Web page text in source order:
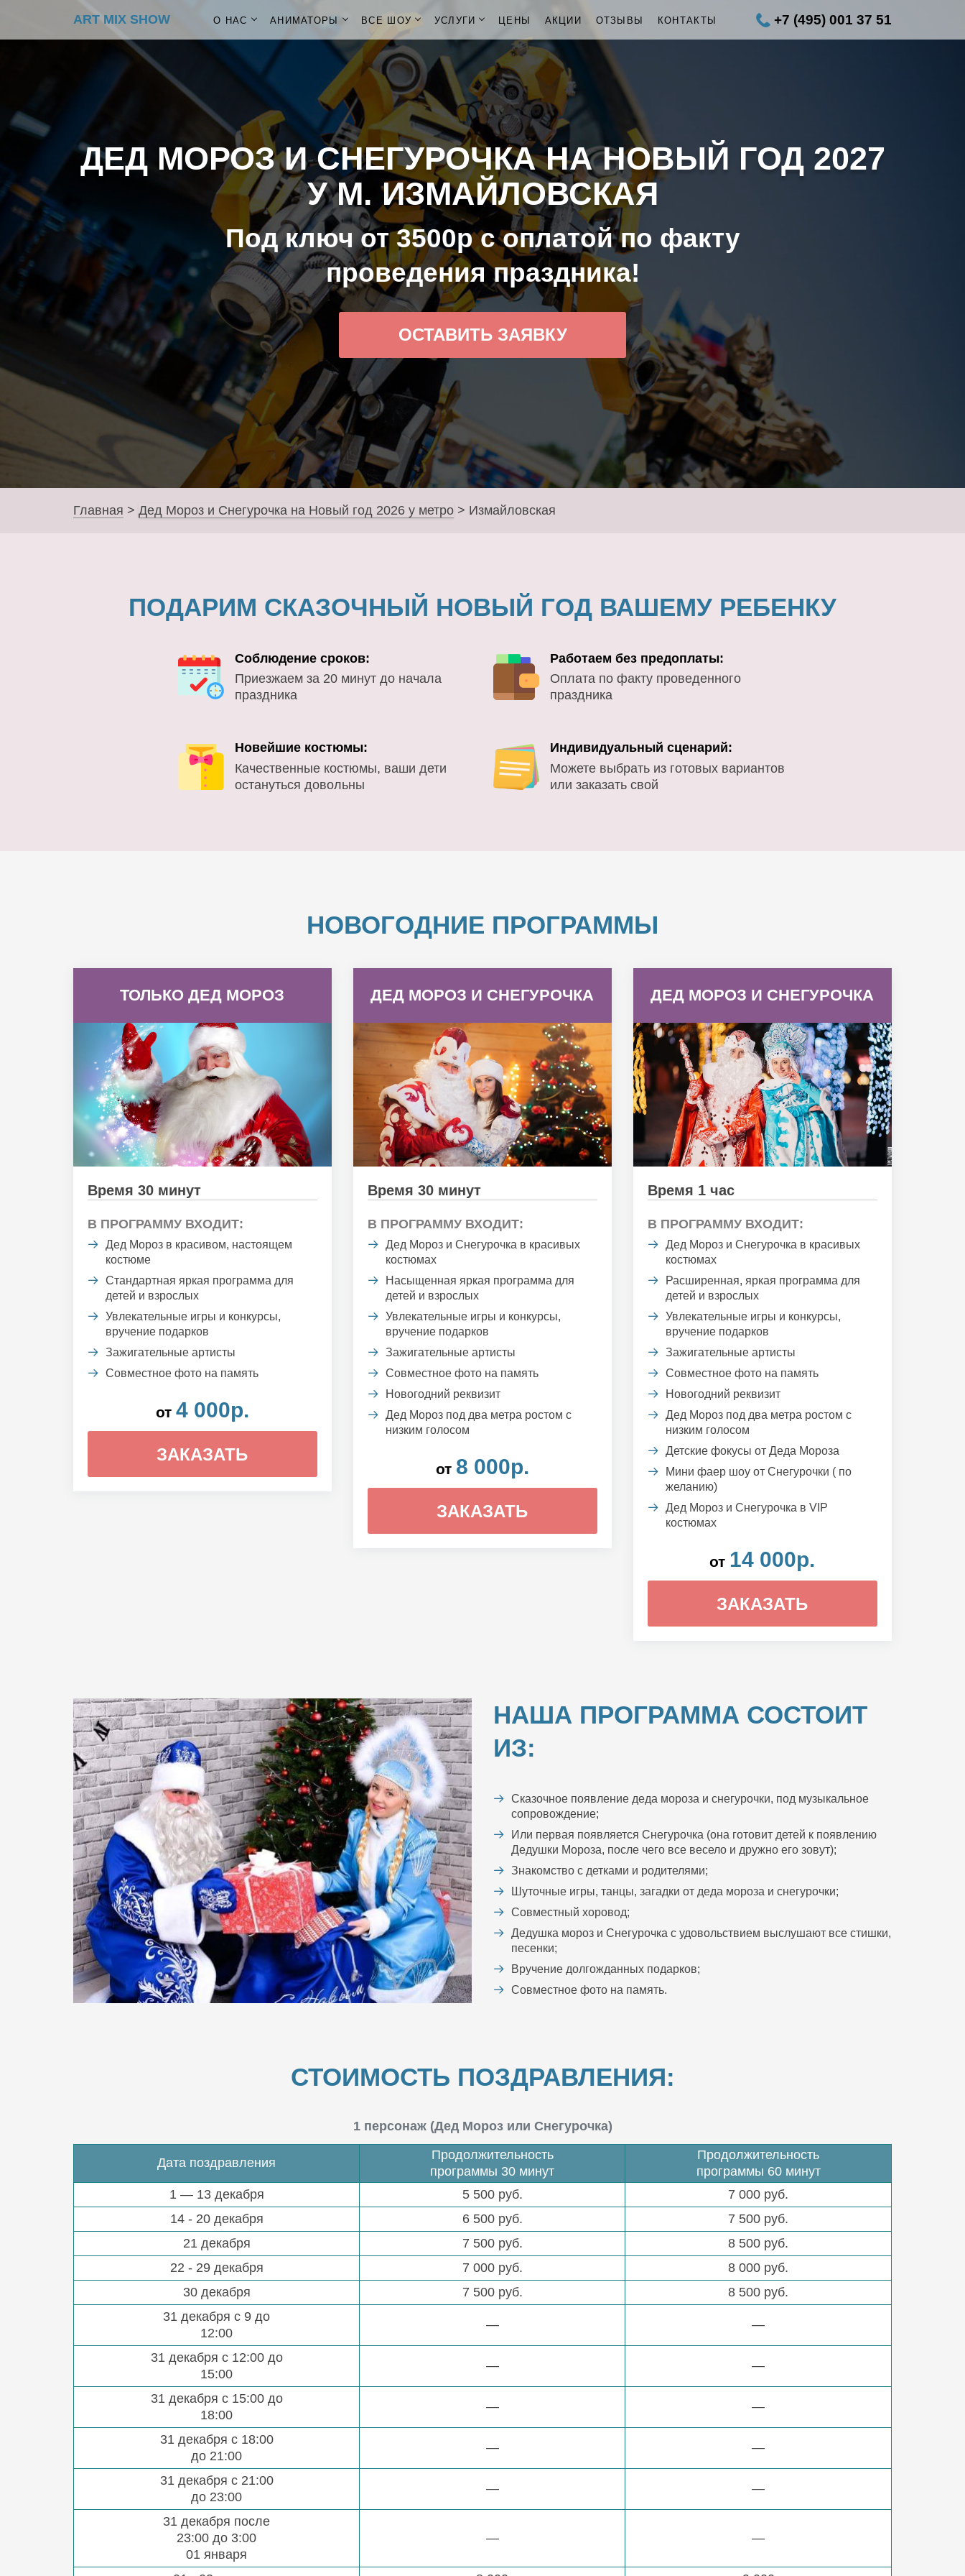
ART MIX SHOW О НАС АНИМАТОРЫ ВСЕ ШОУ УСЛУГИ ЦЕНЫ АКЦИИ ОТЗЫВЫ КОНТАКТЫ +7 (495) 001 37 51
ДЕД МОРОЗ И СНЕГУРОЧКА НА НОВЫЙ ГОД 2027
У М. ИЗМАЙЛОВСКАЯ
Под ключ от 3500р с оплатой по факту
проведения праздника!
ОСТАВИТЬ ЗАЯВКУ
Главная > Дед Мороз и Снегурочка на Новый год 2026 у метро > Измайловская
ПОДАРИМ СКАЗОЧНЫЙ НОВЫЙ ГОД ВАШЕМУ РЕБЕНКУ
Соблюдение сроков:
Приезжаем за 20 минут до начала
праздника
Работаем без предоплаты:
Оплата по факту проведенного
праздника
Новейшие костюмы:
Качественные костюмы, ваши дети
остануться довольны
Индивидуальный сценарий:
Можете выбрать из готовых вариантов
или заказать свой
НОВОГОДНИЕ ПРОГРАММЫ
ТОЛЬКО ДЕД МОРОЗ
Время 30 минут
В ПРОГРАММУ ВХОДИТ:
Дед Мороз в красивом, настоящем
костюме
Стандартная яркая программа для
детей и взрослых
Увлекательные игры и конкурсы,
вручение подарков
Зажигательные артисты
Совместное фото на память
от 4 000р.
ЗАКАЗАТЬ
ДЕД МОРОЗ И СНЕГУРОЧКА
Время 30 минут
В ПРОГРАММУ ВХОДИТ:
Дед Мороз и Снегурочка в красивых
костюмах
Насыщенная яркая программа для
детей и взрослых
Увлекательные игры и конкурсы,
вручение подарков
Зажигательные артисты
Совместное фото на память
Новогодний реквизит
Дед Мороз под два метра ростом с
низким голосом
от 8 000р.
ЗАКАЗАТЬ
ДЕД МОРОЗ И СНЕГУРОЧКА
Время 1 час
В ПРОГРАММУ ВХОДИТ:
Дед Мороз и Снегурочка в красивых
костюмах
Расширенная, яркая программа для
детей и взрослых
Увлекательные игры и конкурсы,
вручение подарков
Зажигательные артисты
Совместное фото на память
Новогодний реквизит
Дед Мороз под два метра ростом с
низким голосом
Детские фокусы от Деда Мороза
Мини фаер шоу от Снегурочки ( по
желанию)
Дед Мороз и Снегурочка в VIP
костюмах
от 14 000р.
ЗАКАЗАТЬ
НАША ПРОГРАММА СОСТОИТ
ИЗ:
Сказочное появление деда мороза и снегурочки, под музыкальное
сопровождение;
Или первая появляется Снегурочка (она готовит детей к появлению
Дедушки Мороза, после чего все весело и дружно его зовут);
Знакомство с детками и родителями;
Шуточные игры, танцы, загадки от деда мороза и снегурочки;
Совместный хоровод;
Дедушка мороз и Снегурочка с удовольствием выслушают все стишки,
песенки;
Вручение долгожданных подарков;
Совместное фото на память.
СТОИМОСТЬ ПОЗДРАВЛЕНИЯ:
1 персонаж (Дед Мороз или Снегурочка)
Дата поздравления
Продолжительность
программы 30 минут
Продолжительность
программы 60 минут
1 — 13 декабря
5 500 руб.
7 000 руб.
14 - 20 декабря
6 500 руб.
7 500 руб.
21 декабря
7 500 руб.
8 500 руб.
22 - 29 декабря
7 000 руб.
8 000 руб.
30 декабря
7 500 руб.
8 500 руб.
31 декабря с 9 до
12:00
— —
31 декабря с 12:00 до
15:00
— —
31 декабря с 15:00 до
18:00
— —
31 декабря с 18:00
до 21:00
— —
31 декабря с 21:00
до 23:00
— —
31 декабря после
23:00 до 3:00
01 января
— —